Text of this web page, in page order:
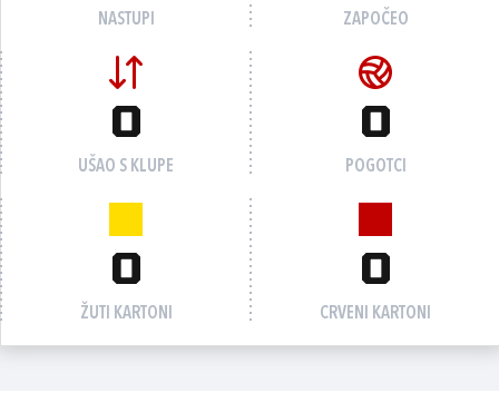
NASTUPI ZAPOČEO
0
UŠAO S KLUPE
0
POGOTCI
0
ŽUTI KARTONI
0
CRVENI KARTONI